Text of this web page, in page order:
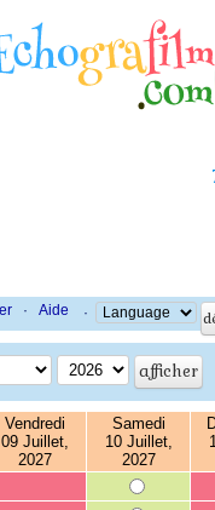
· Aide ·
Vendredi
09 Juillet,
2027
Samedi
10 Juillet,
2027